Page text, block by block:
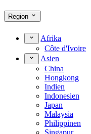
Region
Afrika
Côte d'Ivoire
Asien
China
Hongkong
Indien
Indonesien
Japan
Malaysia
Philippinen